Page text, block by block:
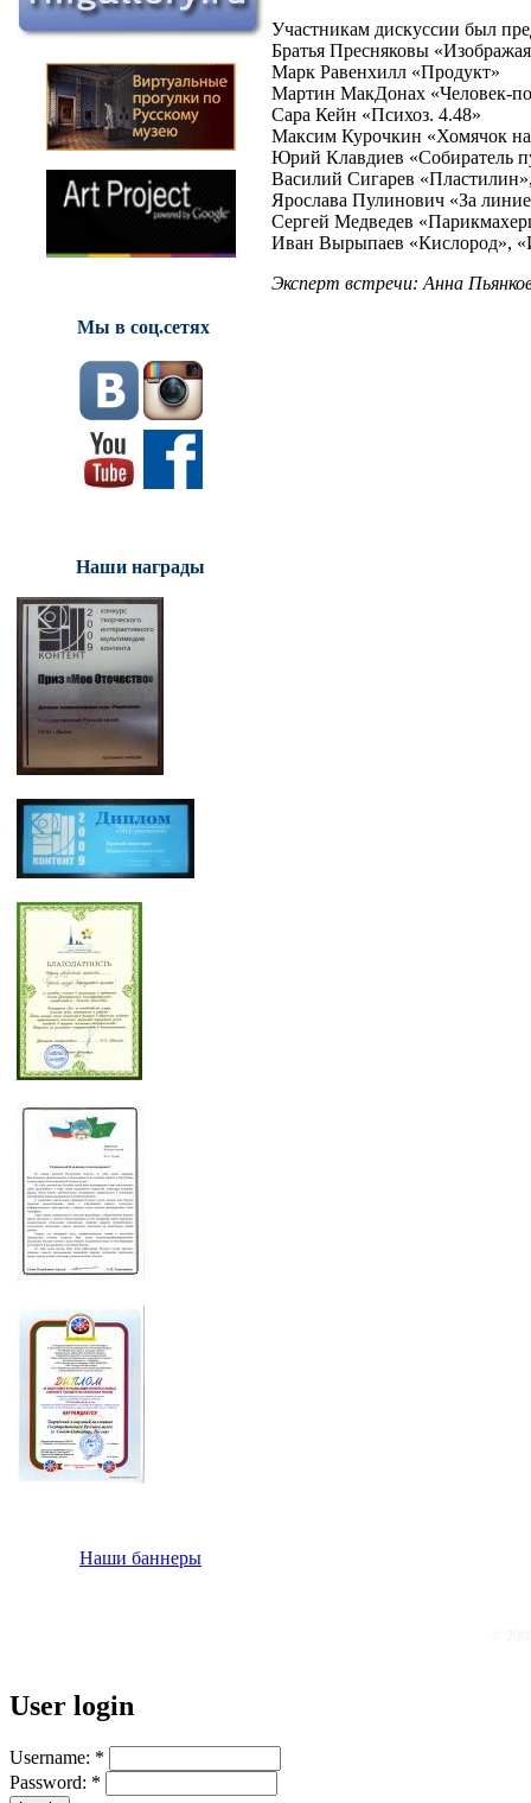
Мы в соц.сетях
Наши награды
Наши баннеры
Участникам дискуссии был
Братья Пресняковы
Марк Равенхилл «Продукт»
Мартин МакДонах «Человек-
Сара Кейн «Психоз. 4.48»
Максим Курочкин «Хомячок
Юрий Клавдиев «Собиратель
Василий Сигарев
Ярослава Пулинович «За
Сергей Медведев
Иван Вырыпаев «Кислород»,
Эксперт встречи: Анна
User login
Username: *
Password: *